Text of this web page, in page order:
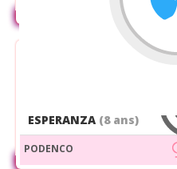
ESPERANZA (8 ans)
PODENCO